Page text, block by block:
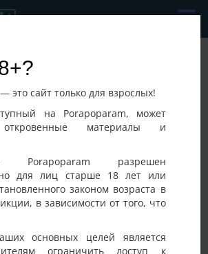
это сайт только для взрослых!
на Porapoparam, может
откровенные материалы и
разрешен
для лиц старше 18 лет или
законом возраста в
в зависимости от того, что
основных целей является
ограничить доступ к
08-08-2026 04:39
Украина, Добромиль